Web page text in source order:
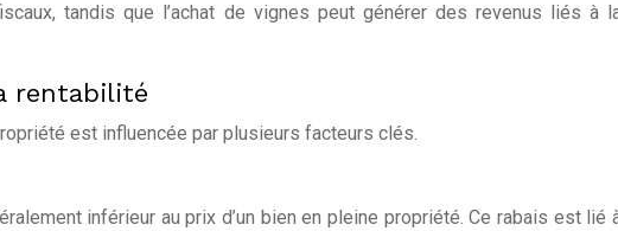
tandis que l’achat de vignes peut générer des revenus liés à
rentabilité
est influencée par plusieurs facteurs clés.
inférieur au prix d’un bien en pleine propriété. Ce rabais est lié